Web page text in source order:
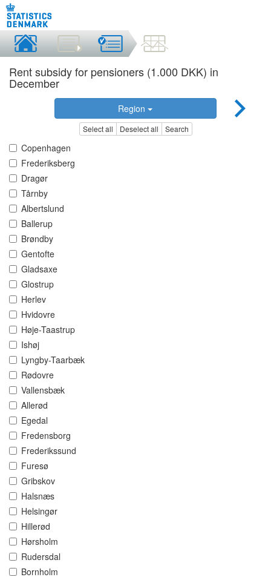
Rent subsidy for pensioners (1.000 DKK) in
December
Region
Select all Deselect all Search
Copenhagen
Frederiksberg
Dragør
Tårnby
Albertslund
Ballerup
Brøndby
Gentofte
Gladsaxe
Glostrup
Herlev
Hvidovre
Høje-Taastrup
Ishøj
Lyngby-Taarbæk
Rødovre
Vallensbæk
Allerød
Egedal
Fredensborg
Frederikssund
Furesø
Gribskov
Halsnæs
Helsingør
Hillerød
Hørsholm
Rudersdal
Bornholm